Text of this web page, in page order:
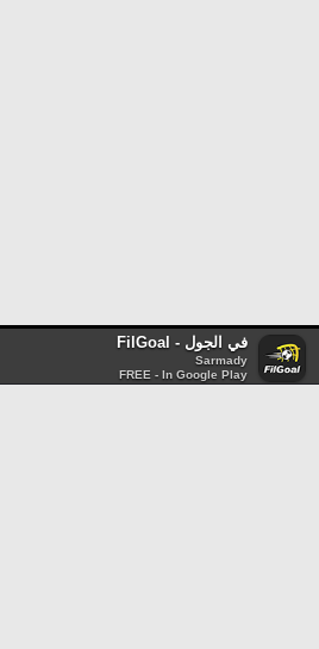
في الجول - FilGoal
Sarmady
FREE - In Google Play